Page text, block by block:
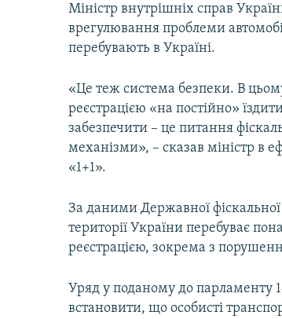
Міністр внутрішніх справ
врегулювання проблеми
перебувають в Україні.
«Це теж система безпеки. В
реєстрацією «на постійно»
забезпечити – це питання
механізми», – сказав міністр в
«1+1».
За даними Державної
території України перебуває
реєстрацією, зокрема з
Уряд у поданому до парламенту
встановити, що особисті